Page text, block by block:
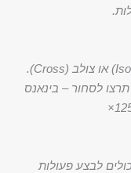
לסחור – בינאנס
לבצע פעולות